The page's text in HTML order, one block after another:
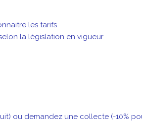
les tarifs
la législation en vigueur
ou demandez une collecte (-10%